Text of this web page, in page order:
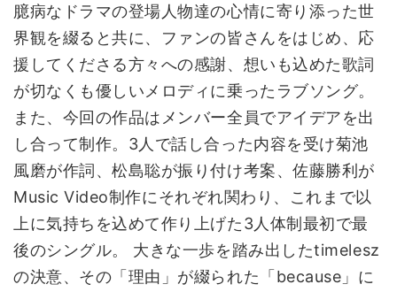
臆病なドラマの登場人物達の心情に寄り添った世
界観を綴ると共に、ファンの皆さんをはじめ、応
援してくださる方々への感謝、想いも込めた歌詞
が切なくも優しいメロディに乗ったラブソング。
また、今回の作品はメンバー全員でアイデアを出
し合って制作。3人で話し合った内容を受け菊池
風磨が作詞、松島聡が振り付け考案、佐藤勝利が
Music Video制作にそれぞれ関わり、これまで以
上に気持ちを込めて作り上げた3人体制最初で最
後のシングル。 大きな一歩を踏み出したtimelesz
の決意、その「理由」が綴られた「because」に